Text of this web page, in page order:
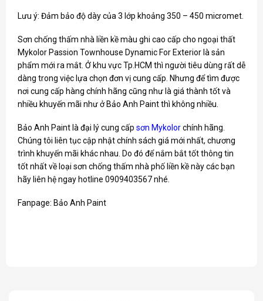
Lưu ý: Đảm bảo độ dày của 3 lớp khoảng 350 – 450 micromet.
Sơn chống thấm nhà liền kề màu ghi cao cấp cho ngoại thất
Mykolor Passion Townhouse Dynamic For Exterior là sản
phẩm mới ra mắt. Ở khu vực Tp.HCM thì người tiêu dùng rất dễ
dàng trong việc lựa chọn đơn vị cung cấp. Nhưng để tìm được
nơi cung cấp hàng chính hãng cũng như là giá thành tốt và
nhiều khuyến mãi như ở Bảo Anh Paint thì không nhiều.
Bảo Anh Paint là đại lý cung cấp sơn Mykolorchính hãng.
Chúng tôi liên tục cập nhật chính sách giá mới nhất, chương
trình khuyến mãi khác nhau. Do đó để nắm bắt tốt thông tin
tốt nhất về loại sơn chống thấm nhà phố liền kề này các bạn
hãy liên hệ ngay hotline 0909403567 nhé.
Fanpage: Bảo Anh Paint